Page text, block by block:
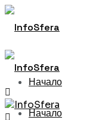
Начало
Начало